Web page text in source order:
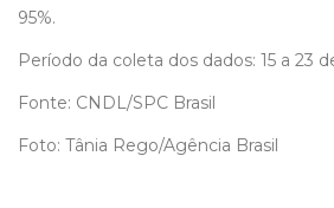
95%.
Período da coleta dos dados: 15 a 23
Fonte: CNDL/SPC Brasil
Foto: Tânia Rego/Agência Brasil